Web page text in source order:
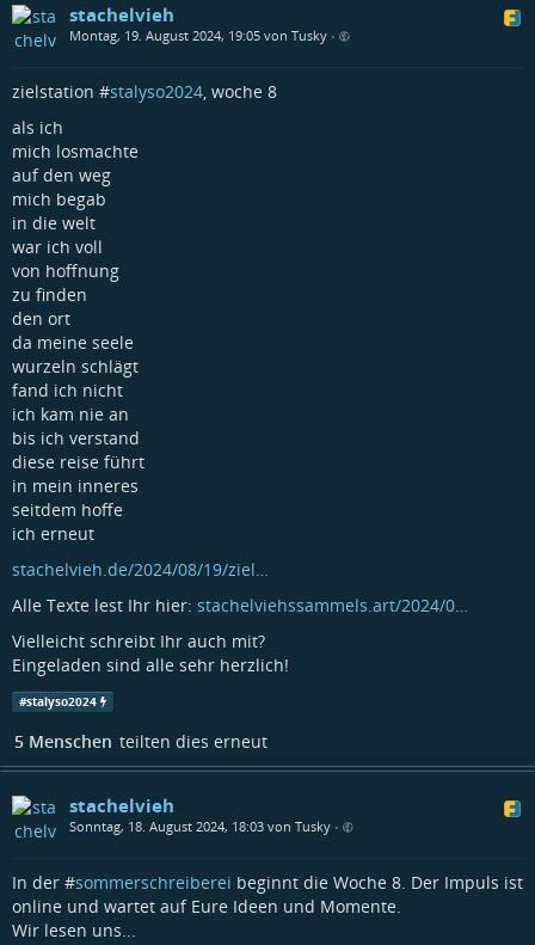
stachelvieh
Montag, 19. August 2024, 19:05 von Tusky •
zielstation #stalyso2024 , woche 8
als ich
mich losmachte
auf den weg
mich begab
in die welt
war ich voll
von hoffnung
zu finden
den ort
da meine seele
wurzeln schlägt
fand ich nicht
ich kam nie an
bis ich verstand
diese reise führt
in mein inneres
seitdem hoffe
ich erneut
stachelvieh.de/2024/08/19/ziel…
Alle Texte lest Ihr hier: stachelviehssammels.art/2024/0…
Vielleicht schreibt Ihr auch mit?
Eingeladen sind alle sehr herzlich!
#stalyso2024
5 Menschen teilten dies erneut
stachelvieh
Sonntag, 18. August 2024, 18:03 von Tusky •
In der #sommerschreiberei beginnt die Woche 8. Der Impuls ist
online und wartet auf Eure Ideen und Momente.
Wir lesen uns...